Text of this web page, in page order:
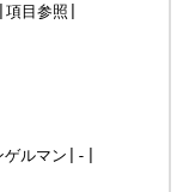
目参照|
ゲルマン|-|